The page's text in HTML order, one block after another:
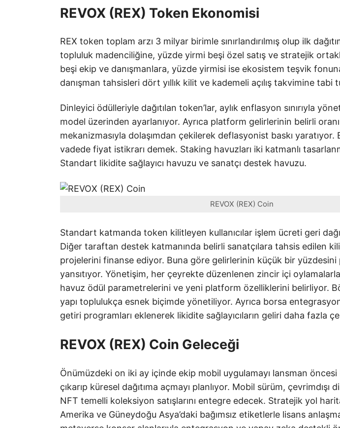
REVOX (REX) Token Ekonomisi
REX token toplam arzı 3 milyar birimle sınırlandırılmış olup ilk
topluluk madenciliğine, yüzde yirmi beşi özel satış ve stratejik
beşi ekip ve danışmanlara, yüzde yirmisi ise ekosistem teşvik
danışman tahsisleri dört yıllık kilit ve kademeli açılış takvimine tabi
Dinleyici ödülleriyle dağıtılan token’lar, aylık enflasyon sınırıyla
model üzerinden ayarlanıyor. Ayrıca platform gelirlerinin belirli oranı
mekanizmasıyla dolaşımdan çekilerek deflasyonist baskı yaratıyor.
vadede fiyat istikrarı demek. Staking havuzları iki katmanlı
Standart likidite sağlayıcı havuzu ve sanatçı destek havuzu.
REVOX (REX) Coin
Standart katmanda token kilitleyen kullanıcılar işlem ücreti geri
Diğer taraftan destek katmanında belirli sanatçılara tahsis edilen
projelerini finanse ediyor. Buna göre gelirlerinin küçük bir yüzdesini
yansıtıyor. Yönetişim, her çeyrekte düzenlenen zincir içi
havuz ödül parametrelerini ve yeni platform özelliklerini belirliyor.
yapı toplulukça esnek biçimde yönetiliyor. Ayrıca borsa
getiri programları eklenerek likidite sağlayıcıların geliri daha fazla
REVOX (REX) Coin Geleceği
Önümüzdeki on iki ay içinde ekip mobil uygulamayı lansman
çıkarıp küresel dağıtıma açmayı planlıyor. Mobil sürüm, çevrimdışı
NFT temelli koleksiyon satışlarını entegre edecek. Stratejik yol
Amerika ve Güneydoğu Asya’daki bağımsız etiketlerle lisans